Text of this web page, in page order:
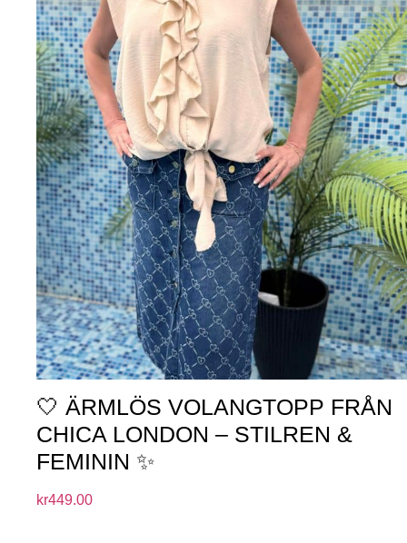
🤍 ÄRMLÖS VOLANGTOPP FRÅN
CHICA LONDON – STILREN &
FEMININ ✨
kr449.00